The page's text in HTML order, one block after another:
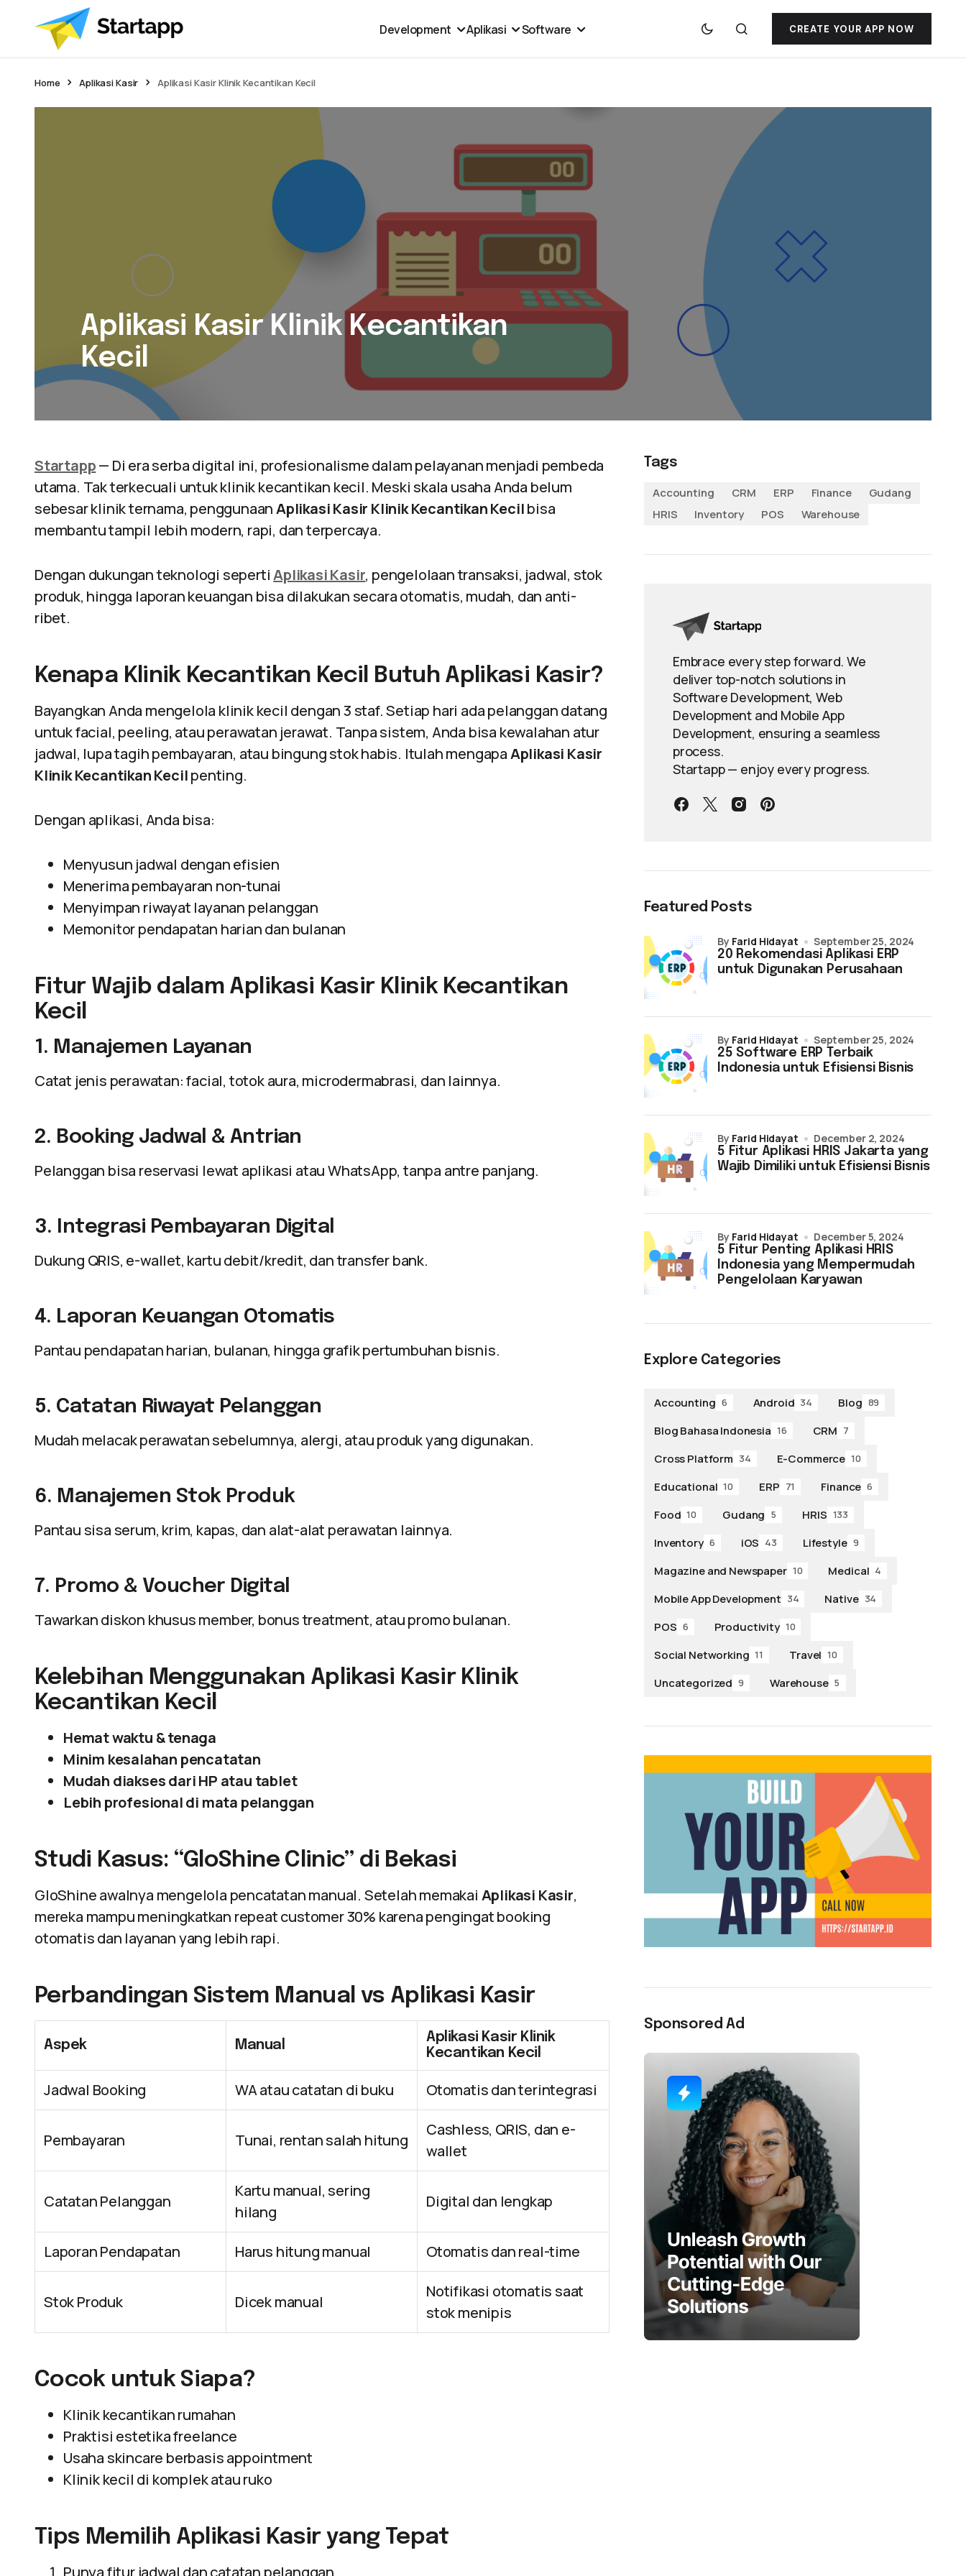
Development Aplikasi Software CREATE YOUR APP NOW
Home Aplikasi Kasir Aplikasi Kasir Klinik Kecantikan Kecil
Aplikasi Kasir Klinik Kecantikan
Kecil
Startapp— Di era serba digital ini, profesionalisme dalam pelayanan menjadi pembeda
utama. Tak terkecuali untuk klinik kecantikan kecil. Meski skala usaha Anda belum
sebesar klinik ternama, penggunaanAplikasi Kasir Klinik Kecantikan Kecilbisa
membantu tampil lebih modern, rapi, dan terpercaya.
Dengan dukungan teknologi sepertiAplikasi Kasir, pengelolaan transaksi, jadwal, stok
produk, hingga laporan keuangan bisa dilakukan secara otomatis, mudah, dan anti-
ribet.
Kenapa Klinik Kecantikan Kecil Butuh Aplikasi Kasir?
Bayangkan Anda mengelola klinik kecil dengan 3 staf. Setiap hari ada pelanggan datang
untuk facial, peeling, atau perawatan jerawat. Tanpa sistem, Anda bisa kewalahan atur
jadwal, lupa tagih pembayaran, atau bingung stok habis. Itulah mengapaAplikasi Kasir
Klinik Kecantikan Kecilpenting.
Dengan aplikasi, Anda bisa:
Menyusun jadwal dengan efisien
Menerima pembayaran non-tunai
Menyimpan riwayat layanan pelanggan
Memonitor pendapatan harian dan bulanan
Fitur Wajib dalam Aplikasi Kasir Klinik Kecantikan
Kecil
1. Manajemen Layanan
Catat jenis perawatan: facial, totok aura, microdermabrasi, dan lainnya.
2. Booking Jadwal & Antrian
Pelanggan bisa reservasi lewat aplikasi atau WhatsApp, tanpa antre panjang.
3. Integrasi Pembayaran Digital
Dukung QRIS, e-wallet, kartu debit/kredit, dan transfer bank.
4. Laporan Keuangan Otomatis
Pantau pendapatan harian, bulanan, hingga grafik pertumbuhan bisnis.
5. Catatan Riwayat Pelanggan
Mudah melacak perawatan sebelumnya, alergi, atau produk yang digunakan.
6. Manajemen Stok Produk
Pantau sisa serum, krim, kapas, dan alat-alat perawatan lainnya.
7. Promo & Voucher Digital
Tawarkan diskon khusus member, bonus treatment, atau promo bulanan.
Kelebihan Menggunakan Aplikasi Kasir Klinik
Kecantikan Kecil
Hemat waktu & tenaga
Minim kesalahan pencatatan
Mudah diakses dari HP atau tablet
Lebih profesional di mata pelanggan
Studi Kasus: “GloShine Clinic” di Bekasi
GloShine awalnya mengelola pencatatan manual. Setelah memakai Aplikasi Kasir,
mereka mampu meningkatkan repeat customer 30% karena pengingat booking
otomatis dan layanan yang lebih rapi.
Perbandingan Sistem Manual vs Aplikasi Kasir
Aspek Manual
Aplikasi Kasir Klinik
Kecantikan Kecil
Jadwal Booking WA atau catatan di buku Otomatis dan terintegrasi
Pembayaran Tunai, rentan salah hitung
Cashless, QRIS, dan e-
wallet
Catatan Pelanggan
Kartu manual, sering
hilang
Digital dan lengkap
Laporan Pendapatan Harus hitung manual Otomatis dan real-time
Stok Produk Dicek manual
Notifikasi otomatis saat
stok menipis
Cocok untuk Siapa?
Klinik kecantikan rumahan
Praktisi estetika freelance
Usaha skincare berbasis appointment
Klinik kecil di komplek atau ruko
Tips Memilih Aplikasi Kasir yang Tepat
Punya fitur jadwal dan catatan pelanggan
Tags
Accounting
CRM ERP Finance
Gudang
HRIS
Inventory POS Warehouse
Embrace every step forward. We
deliver top-notch solutions in
Software Development, Web
Development and Mobile App
Development, ensuring a seamless
process.
Startapp — enjoy every progress.
Featured Posts
20 Rekomendasi Aplikasi ERP
untuk Digunakan Perusahaan
by Farid Hidayat September 25, 2024
25 Software ERP Terbaik
Indonesia untuk Efisiensi Bisnis
by Farid Hidayat September 25, 2024
5 Fitur Aplikasi HRIS Jakarta yang
Wajib Dimiliki untuk Efisiensi Bisnis
by Farid Hidayat December 2, 2024
5 Fitur Penting Aplikasi HRIS
Indonesia yang Mempermudah
Pengelolaan Karyawan
by Farid Hidayat December 5, 2024
Explore Categories
Accounting 6 Android 34 Blog 89
Blog Bahasa Indonesia 16 CRM 7
Cross Platform 34 E-Commerce 10
Educational 10 ERP 71 Finance 6
Food 10 Gudang 5 HRIS 133
Inventory 6 iOS 43 Lifestyle 9
Magazine and Newspaper 10 Medical 4
Mobile App Development 34 Native 34
POS 6 Productivity 10
Social Networking 11 Travel 10
Uncategorized 9 Warehouse 5
Sponsored Ad